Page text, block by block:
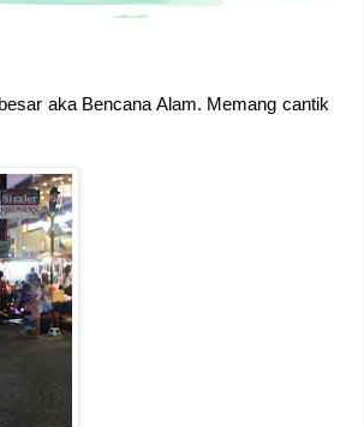
aka Bencana Alam. Memang cantik